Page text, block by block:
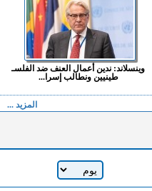
وينسلاند: ندين أعمال العنف ضد الفلسـ
طينيين ونطالب إسرا...
المزيد ...